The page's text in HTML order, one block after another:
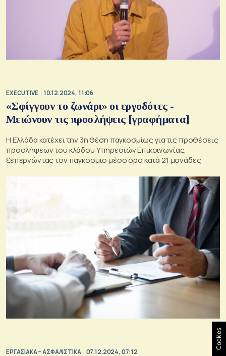
EXECUTIVE 10.12.2024, 11:06
«Σφίγγουν το ζωνάρι» οι εργοδότες -
Μειώνουν τις προσλήψεις [γραφήματα]
Η Ελλάδα κατέχει την 3η θέση παγκοσμίως για τις προθέσεις
προσλήψεων του κλάδου Υπηρεσιών Επικοινωνίας,
ξεπερνώντας τον παγκόσμιο μέσο όρο κατά 21 μονάδες
ΕΡΓΑΣΙΑΚΑ – ΑΣΦΑΛΙΣΤΙΚΑ 07.12.2024, 07:12
Cookies